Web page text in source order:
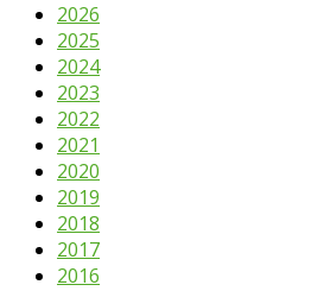
2026
2025
2024
2023
2022
2021
2020
2019
2018
2017
2016